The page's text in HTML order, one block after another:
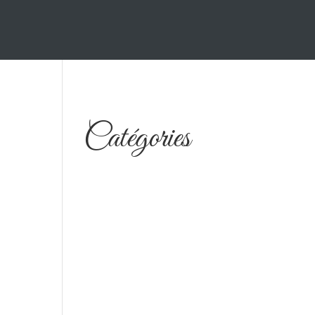
Catégories